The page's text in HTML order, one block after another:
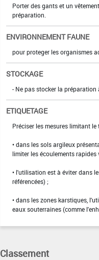
Porter des gants et un
préparation.
ENVIRONNEMENT FAUNE
pour proteger les organismes
STOCKAGE
- Ne pas stocker la préparation
ETIQUETAGE
Préciser les mesures limitant
• dans les sols argileux
limiter les écoulements
• l'utilisation est à éviter dans
référencées) ;
• dans les zones karstiques,
eaux souterraines (comme
Classement